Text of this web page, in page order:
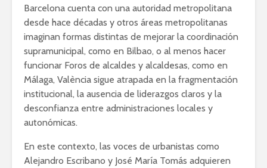
Barcelona cuenta con una autoridad metropolitana
desde hace décadas y otros áreas metropolitanas
imaginan formas distintas de mejorar la coordinación
supramunicipal, como en Bilbao, o al menos hacer
funcionar Foros de alcaldes y alcaldesas, como en
Málaga, València sigue atrapada en la fragmentación
institucional, la ausencia de liderazgos claros y la
desconfianza entre administraciones locales y
autonómicas.
En este contexto, las voces de urbanistas como
Alejandro Escribano y José María Tomás adquieren